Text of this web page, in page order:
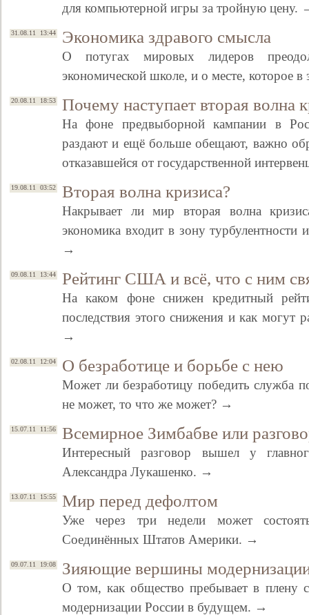
для компьютерной игры за тройную цену.
31.08.11 13:44 Экономика здравого смысла
О потугах мировых лидеров
экономической школе, и о месте, которое
20.08.11 18:53 Почему наступает вторая волна
На фоне предвыборной кампании в
раздают и ещё больше обещают, важно
отказавшейся от государственной
19.08.11 03:52 Вторая волна кризиса?
Накрывает ли мир вторая волна
экономика входит в зону турбулентности
→
09.08.11 13:44 Рейтинг США и всё, что с ним
На каком фоне снижен кредитный
последствия этого снижения и как могут
→
02.08.11 12:04 О безработице и борьбе с нею
Может ли безработицу победить служба
не может, то что же может? →
15.07.11 11:56 Всемирное Зимбабве или
Интересный разговор вышел у
Александра Лукашенко. →
13.07.11 15:55 Мир перед дефолтом
Уже через три недели может
Соединённых Штатов Америки. →
09.07.11 19:08 Зияющие вершины
О том, как общество пребывает в плену
модернизации России в будущем. →
Свидетельство